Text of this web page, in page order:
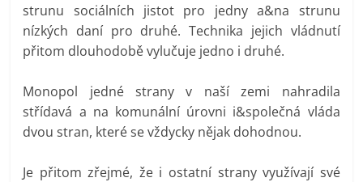
strunu sociálních jistot pro jedny a&na strunu
nízkých daní pro druhé. Technika jejich vládnutí
přitom dlouhodobě vylučuje jedno i druhé.
Monopol jedné strany v naší zemi nahradila
střídavá a na komunální úrovni i&společná vláda
dvou stran, které se vždycky nějak dohodnou.
Je přitom zřejmé, že i ostatní strany využívají své